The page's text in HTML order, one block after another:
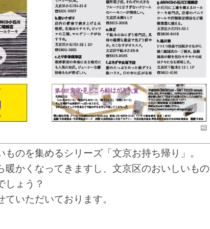
のを集めるシリーズ「文京お持ち帰り」。
暖かくなってきますし、文京区のおいしいも
しょう？
いただいております。